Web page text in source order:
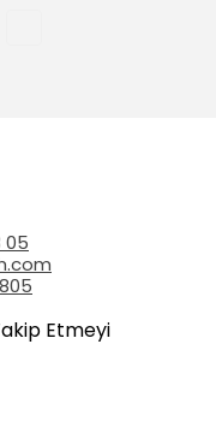
05
Etmeyi